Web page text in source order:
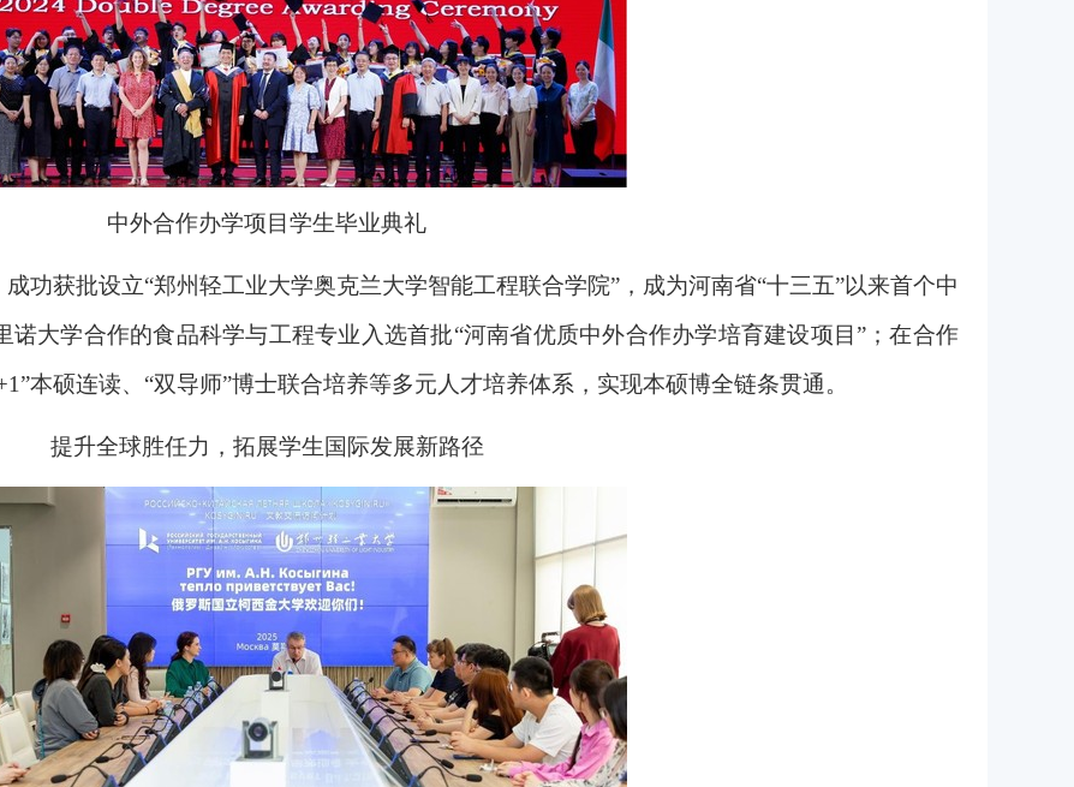
中外合作办学项目学生毕业典礼
功获批设立“郑州轻工业大学奥克兰大学智能工程联合学院”，成为河南省“十三五”以来首个中
大学合作的食品科学与工程专业入选首批“河南省优质中外合作办学培育建设项目”；在合作
本硕连读、“双导师”博士联合培养等多元人才培养体系，实现本硕博全链条贯通。
提升全球胜任力，拓展学生国际发展新路径